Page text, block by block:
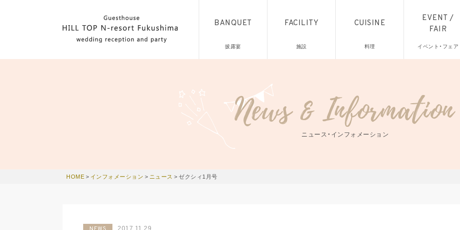
BANQUET
披露宴
FACILITY
施設
CUISINE
料理
EVENT /
FAIR
イベント・フェア
ニュース・インフォメーション
HOME> インフォメーション > ニュース >ゼクシィ1月号
2017.11.29